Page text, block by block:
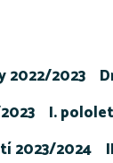
2022/2023
I.
2023/2024